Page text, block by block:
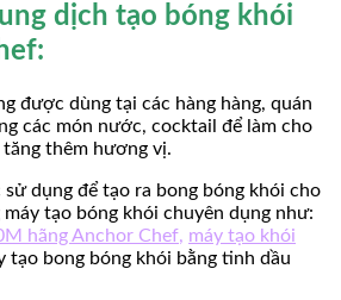
dịch tạo bóng khói
được dùng tại các hàng hàng, quán
các món nước, cocktail để làm cho
thêm hương vị.
dụng để tạo ra bong bóng khói cho
tạo bóng khói chuyên dụng như:
hãng Anchor Chef, máy tạo khói
tạo bong bóng khói bằng tinh dầu